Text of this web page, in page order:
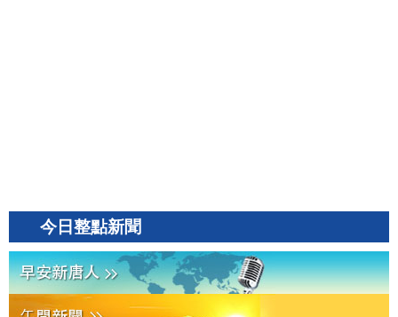
今日整點新聞